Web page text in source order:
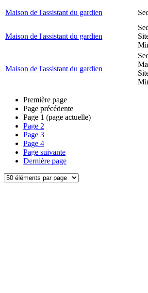
Maison de l'assistant du gardien
Maison de l'assistant du gardien
Maison de l'assistant du gardien
Première page
Page précédente
Page 1 (page actuelle)
Page 2
Page 3
Page 4
Page suivante
Dernière page